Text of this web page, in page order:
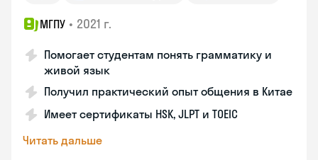
МГПУ • 2021 г.
Помогает студентам понять грамматику и
живой язык
Получил практический опыт общения в Китае
Имеет сертификаты HSK, JLPT и TOEIC
Читать дальше